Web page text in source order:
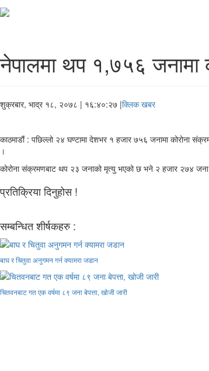
नेपालमा थप १,७५६
शुक्रबार, भाद्र १८, २०७८ | १६:४०:२७ |क्लिक खबर
काठमाडौं : पछिल्लो २४ घण्टामा देशभर १ हजार ७५६ जनामा कोरोना
।
कोरोना संक्रमणबाट थप २३ जनाको मृत्यु भएको छ भने २ हजार २७४
प्रतिक्रिया दिनुहोस !
सम्बन्धित शीर्षकहरु :
बाघ र चितुवा अनुगमन गर्न क्यामरा जडान
चितवनबाट गत एक वर्षमा ८९ जना बेपत्ता, खोजी जारी